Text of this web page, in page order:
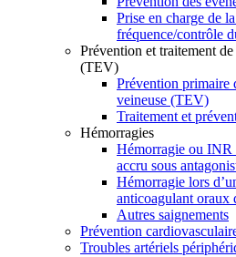
Prise en charge de
fréquence/contrôle
Prévention et traitement
(TEV)
Prévention primaire
veineuse (TEV)
Traitement et
Hémorragies
Hémorragie ou INR
accru sous
Hémorragie lors
anticoagulant
Autres saignements
Prévention
Troubles artériels